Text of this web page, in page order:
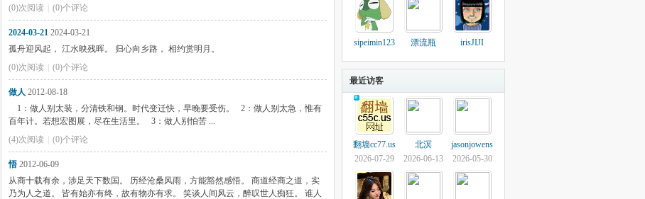
(0)次阅读
(0)个评论
2024-03-21 2024-03-21
孤舟迎风起， 江水映残晖。 归心向乡路， 相约赏明月。
(0)次阅读
(0)个评论
做人 2012-08-18
1：做人别太装，分清铁和钢。时代变迁快，早晚要受伤。 2：做人别太急，惟有
百年计。若想宏图展，尽在生活里。 3：做人别怕苦 ...
(4)次阅读
(0)个评论
悟2012-06-09
从商十载有余，涉足天下数国。 历经沧桑风雨，方能豁然感悟。 商道经商之道，实
乃为人之道。 皆有始亦有终，故有物亦有求。 笑谈人间风云，醉叹世人痴狂。 谁人
sipeimin123 漂流瓶 irisJIJI
最近访客
翻墙cc77.us
2026-07-29
北溟
2026-06-13
jasonjowens
2026-05-30